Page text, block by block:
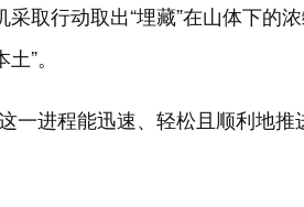
取行动取出“埋藏”在山体下的
”。
一进程能迅速、轻松且顺利地